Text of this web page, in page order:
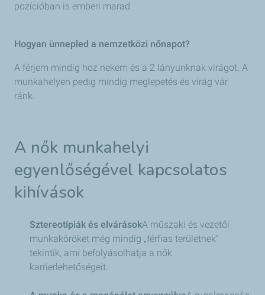
pozícióban is emberi marad.
Hogyan ünnepled a nemzetközi nőnapot?
A férjem mindig hoz nekem és a 2 lányunknak virágot. A
munkahelyen pedig mindig meglepetés és virág vár
ránk.
A nők munkahelyi
egyenlőségével kapcsolatos
kihívások
Sztereotípiák és elvárásokA műszaki és vezetői
munkaköröket még mindig „férfias területnek”
tekintik, ami befolyásolhatja a nők
karrierlehetőségeit.